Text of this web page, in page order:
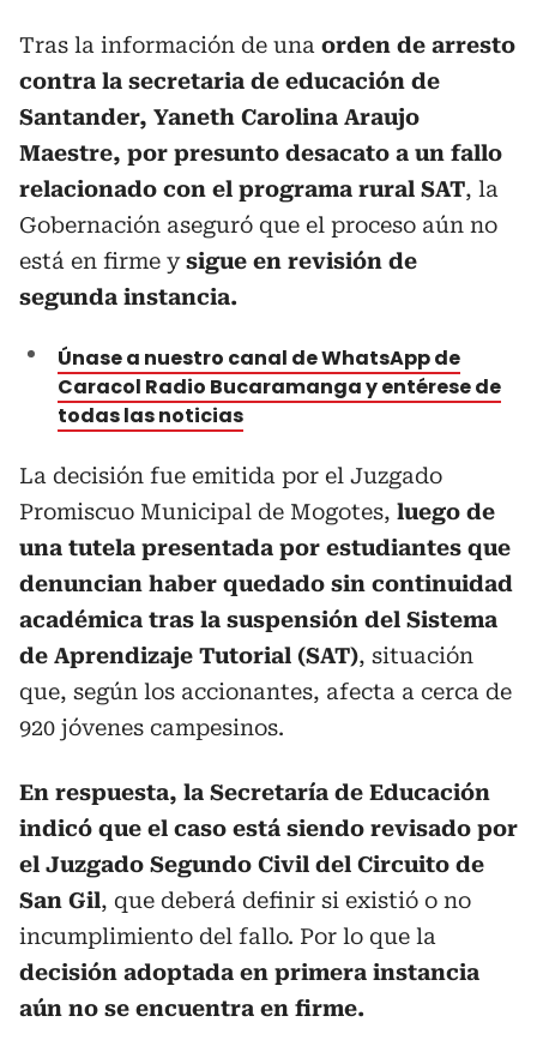
Tras la información de una orden de arresto
contra la secretaria de educación de
Santander, Yaneth Carolina Araujo
Maestre, por presunto desacato a un fallo
relacionado con el programa rural SAT, la
Gobernación aseguró que el proceso aún no
está en firme ysigue en revisión de
segunda instancia.
Únase a nuestro canal de WhatsApp de
Caracol Radio Bucaramanga y entérese de
todas las noticias
La decisión fue emitida por el Juzgado
Promiscuo Municipal de Mogotes, luego de
una tutela presentada por estudiantes que
denuncian haber quedado sin continuidad
académica tras la suspensión del Sistema
de Aprendizaje Tutorial (SAT), situación
que, según los accionantes, afecta a cerca de
920 jóvenes campesinos.
En respuesta, la Secretaría de Educación
indicó que el caso está siendo revisado por
el Juzgado Segundo Civil del Circuito de
San Gil, que deberá definir si existió o no
incumplimiento del fallo. Por lo que la
decisión adoptada en primera instancia
aún no se encuentra en firme.